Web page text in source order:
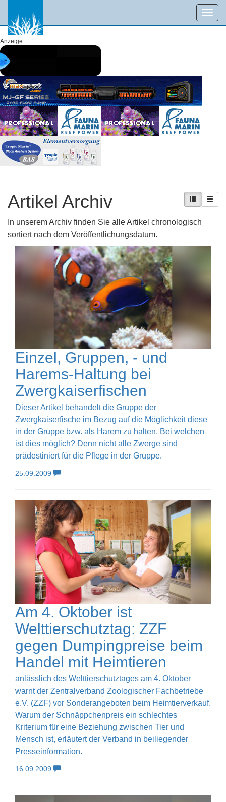
Anzeige
Artikel Archiv
In unserem Archiv finden Sie alle Artikel chronologisch
sortiert nach dem Veröffentlichungsdatum.
Einzel, Gruppen, - und
Harems-Haltung bei
Zwergkaiserfischen
Dieser Artikel behandelt die Gruppe der
Zwergkaiserfische im Bezug auf die Möglichkeit diese
in der Gruppe bzw. als Harem zu halten. Bei welchen
ist dies möglich? Denn nicht alle Zwerge sind
prädestiniert für die Pflege in der Gruppe.
25.09.2009
Am 4. Oktober ist
Welttierschutztag: ZZF
gegen Dumpingpreise beim
Handel mit Heimtieren
anlässlich des Welttierschutztages am 4. Oktober
warnt der Zentralverband Zoologischer Fachbetriebe
e.V. (ZZF) vor Sonderangeboten beim Heimtierverkauf.
Warum der Schnäppchenpreis ein schlechtes
Kriterium für eine Beziehung zwischen Tier und
Mensch ist, erläutert der Verband in beiliegender
Presseinformation.
16.09.2009